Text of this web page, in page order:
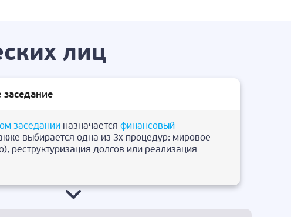
лиц
заседанииназначается финансовый
выбирается одна из 3х процедур: мировое
реструктуризация долгов или реализация